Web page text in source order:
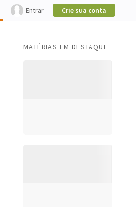
Crie sua conta
Entrar
MATÉRIAS EM DESTAQUE